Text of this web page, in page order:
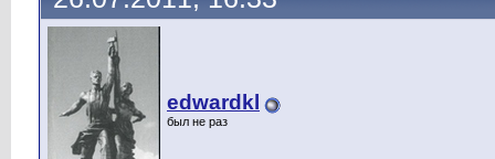
edwardkl
был не раз